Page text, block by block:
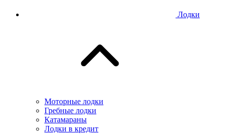
Лодки
Моторные лодки
Гребные лодки
Катамараны
Лодки в кредит